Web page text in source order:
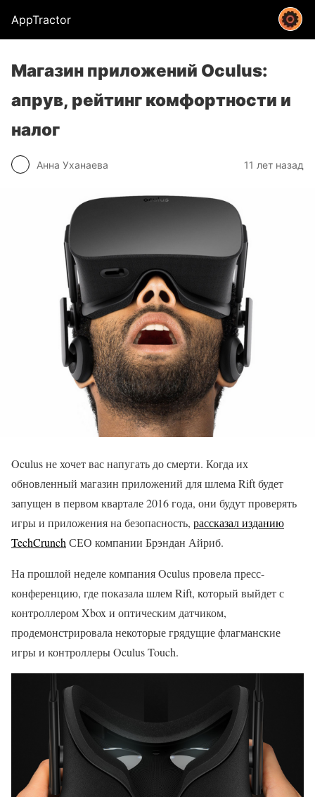
AppTractor
Магазин приложений Oculus:
апрув, рейтинг комфортности и
налог
Анна Уханаева 11 лет назад
Oculus не хочет вас напугать до смерти. Когда их
обновленный магазин приложений для шлема Rift будет
запущен в первом квартале 2016 года, они будут проверять
игры и приложения на безопасность, рассказал изданию
TechCrunch СЕО компании Брэндан Айриб.
На прошлой неделе компания Oculus провела пресс-
конференцию, где показала шлем Rift, который выйдет с
контроллером Xbox и оптическим датчиком,
продемонстрировала некоторые грядущие флагманские
игры и контроллеры Oculus Touch.